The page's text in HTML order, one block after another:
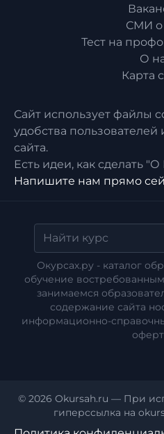
СМИ о
Тест на
О
Карта
Сайт использует файлы
удобства
сайта.
Есть идеи, как сделать
Напишите нам прямо
Окурсах.ру - каталог
обучение
занимаемся
содержание сайта
информационно-
© 2026 Okursah.ru — При
гиперссылка на